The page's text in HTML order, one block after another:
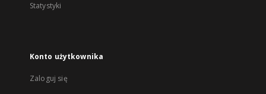
Statystyki
Konto użytkownika
Zaloguj się